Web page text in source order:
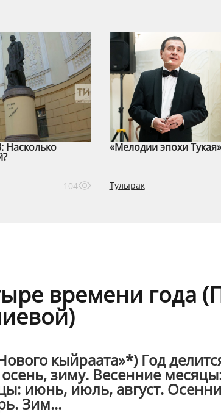
104
«Мелодии эпохи Тукая»
Тулырак
времени года
кыйраата»*) Год
осень, зиму. Весенние
июнь, июль, август.
Зим...